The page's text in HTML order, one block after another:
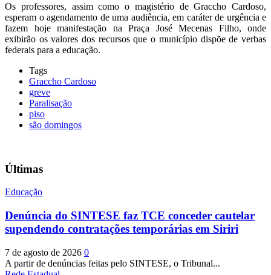
Os professores, assim como o magistério de Graccho Cardoso,
esperam o agendamento de uma audiência, em caráter de urgência e
fazem hoje manifestação na Praça José Mecenas Filho, onde
exibirão os valores dos recursos que o município dispõe de verbas
federais para a educação.
Tags
Graccho Cardoso
greve
Paralisação
piso
são domingos
Últimas
Educação
Denúncia do SINTESE faz TCE conceder cautelar
supendendo contratações temporárias em Siriri
7 de agosto de 2026 0
A partir de denúncias feitas pelo SINTESE, o Tribunal...